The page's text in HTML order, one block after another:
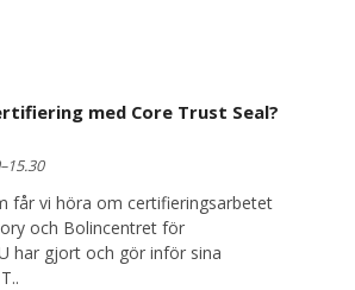
med Core Trust Seal?
får vi höra om certifieringsarbetet
och Bolincentret för
har gjort och gör inför sina